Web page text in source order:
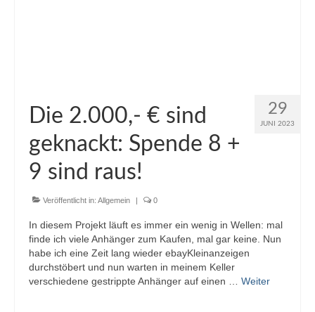
29
JUNI 2023
Die 2.000,- € sind
geknackt: Spende 8 +
9 sind raus!
Veröffentlicht in: Allgemein | 0
In diesem Projekt läuft es immer ein wenig in Wellen: mal
finde ich viele Anhänger zum Kaufen, mal gar keine. Nun
habe ich eine Zeit lang wieder ebayKleinanzeigen
durchstöbert und nun warten in meinem Keller
verschiedene gestrippte Anhänger auf einen … Weiter